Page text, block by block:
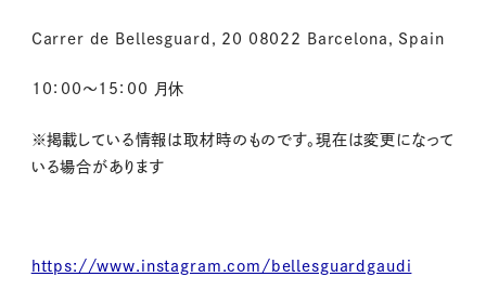
Carrer de Bellesguard, 20 08022 Barcelona, Spain
10：00～15：00 月休
※掲載している情報は取材時のものです。現在は変更になって
いる場合があります
https://www.instagram.com/bellesguardgaudi